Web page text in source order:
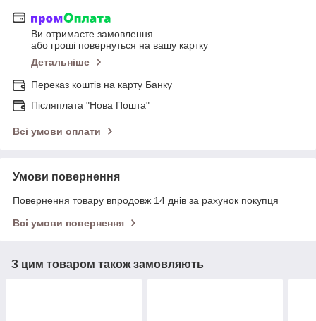
Ви отримаєте замовлення
або гроші повернуться на вашу картку
Детальніше
Переказ коштів на карту Банку
Післяплата "Нова Пошта"
Всі умови оплати
Умови повернення
Повернення товару впродовж 14 днів за рахунок покупця
Всі умови повернення
З цим товаром також замовляють